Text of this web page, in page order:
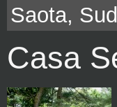
Saota,
Casa